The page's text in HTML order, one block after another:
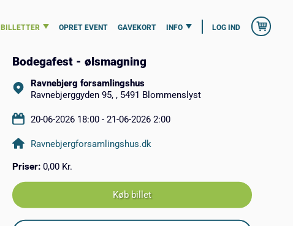
BILLETTER OPRET EVENT GAVEKORT INFO LOG IND
Bodegafest - ølsmagning
Ravnebjerg forsamlingshus
Ravnebjerggyden 95, , 5491 Blommenslyst
20-06-2026 18:00 - 21-06-2026 2:00
Ravnebjergforsamlingshus.dk
Priser: 0,00 Kr.
Køb billet